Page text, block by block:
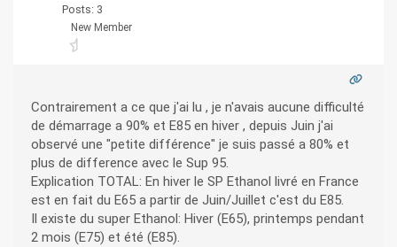
Posts: 3
New Member
Contrairement a ce que j'ai lu , je n'avais aucune difficulté
de démarrage a 90% et E85 en hiver , depuis Juin j'ai
observé une "petite différence" je suis passé a 80% et
plus de difference avec le Sup 95.
Explication TOTAL: En hiver le SP Ethanol livré en France
est en fait du E65 a partir de Juin/Juillet c'est du E85.
Il existe du super Ethanol: Hiver (E65), printemps pendant
2 mois (E75) et été (E85).